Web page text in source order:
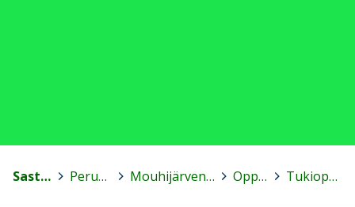
Sastamala Peruskoulut Mouhijärven yhteiskoulu Oppilaalle Tukioppilaat